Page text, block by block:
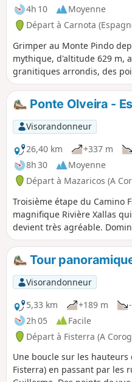
4h 10
Moyenne
Départ à Carnota
Grimper au Monte Pindo
mythique, d'altitude 629 m,
granitiques arrondis, des
la côte large et accidentée
Ezaro, plage de Carnota, à
aussi les crêtes et les
Ponte Olveira -
Visorandonneur
26,40 km
+337 m
8h 30
Moyenne
Départ à Mazaricos (A
Troisième étape du Camino
magnifique Rivière Xallas
devient très agréable.
des étendues de bruyères,
d’eucalyptus tantôt de pins.
Corcubión, la route vous
sanctuaire de Notre-Dame
Cruceiro da Armada.
Tour
Visorandonneur
5,33 km
+189 m
2h 05
Facile
Départ à Fisterra (A
Une boucle sur les hauteurs
Fisterra) en passant par les